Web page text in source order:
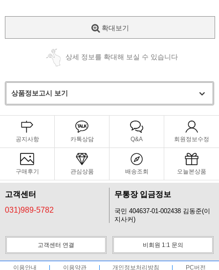
확대보기
상세 정보를 확대해 보실 수 있습니다
상품정보고시 보기
공지사항 카톡상담 Q&A 회원정보수정
구매후기 관심상품 배송조회 오늘본상품
고객센터
031)989-5782
무통장 입금정보
국민 404637-01-002438 김동준(이
지사커)
고객센터 연결 비회원 1:1 문의
이용안내 이용약관 개인정보처리방침 PC버전